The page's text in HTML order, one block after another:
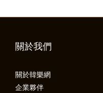
關於我們
關於韓樂網
企業夥伴